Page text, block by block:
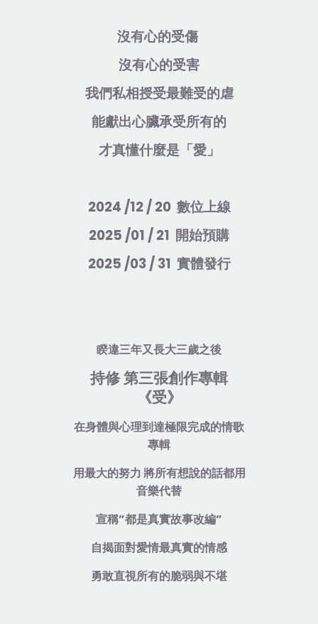
沒有心的受傷
沒有心的受害
我們私相授受最難受的虐
能獻出心臟承受所有的
才真懂什麼是「愛」
2024 /12 / 20 數位上線
2025 /01 / 21 開始預購
2025 /03 / 31 實體發行
睽違三年又長大三歲之後
持修 第三張創作專輯
《受》
在身體與心理到達極限完成的情歌
專輯
用最大的努力 將所有想說的話都用
音樂代替
宣稱”都是真實故事改編”
自揭面對愛情最真實的情感
勇敢直視所有的脆弱與不堪